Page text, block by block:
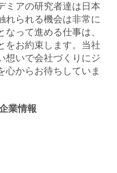
ミアの研究者達は日本
れられる機会は非常に
って進める仕事は、
をお約束します。当社
想いで会社づくりにジ
心からお待ちしていま
業情報